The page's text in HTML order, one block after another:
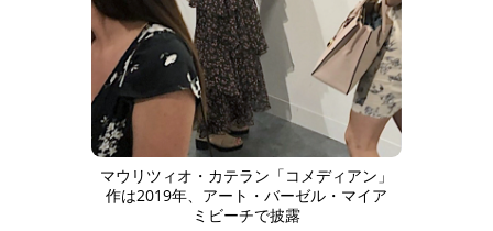
マウリツィオ・カテラン「コメディアン」
作は2019年、アート・バーゼル・マイア
ミビーチで披露